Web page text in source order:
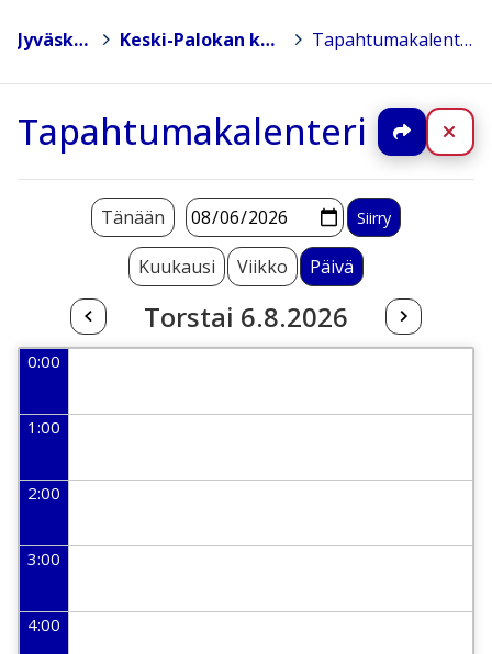
Jyväskylä > Keski-Palokan koulu > Tapahtumakalenteri
Tapahtumakalenteri Jaa
Kuukausi Viikko Päivä
Torstai 6.8.2026
Tänään
0:00
1:00
2:00
3:00
4:00